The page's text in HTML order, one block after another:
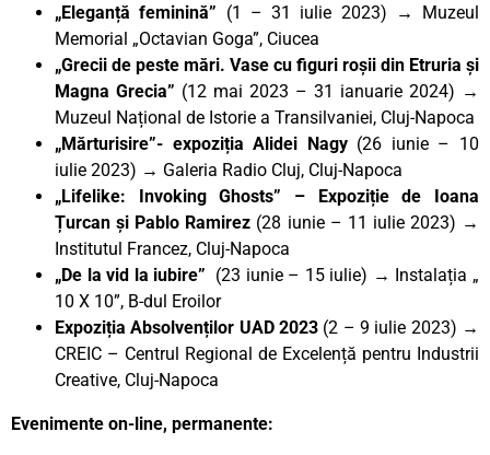
„Eleganță feminină” (1 – 31 iulie 2023) → Muzeul
Memorial „Octavian Goga”, Ciucea
„Grecii de peste mări. Vase cu figuri roșii din Etruria și
Magna Grecia” (12 mai 2023 – 31 ianuarie 2024) →
Muzeul Național de Istorie a Transilvaniei, Cluj-Napoca
„Mărturisire”- expoziția Alidei Nagy (26 iunie – 10
iulie 2023) → Galeria Radio Cluj, Cluj-Napoca
„Lifelike: Invoking Ghosts” – Expoziție de Ioana
Țurcan și Pablo Ramirez (28 iunie – 11 iulie 2023) →
Institutul Francez, Cluj-Napoca
„De la vid la iubire” (23 iunie – 15 iulie) → Instalația „
10 X 10”, B-dul Eroilor
Expoziția Absolvenților UAD 2023 (2 – 9 iulie 2023) →
CREIC – Centrul Regional de Excelență pentru Industrii
Creative, Cluj-Napoca
Evenimente on-line, permanente: